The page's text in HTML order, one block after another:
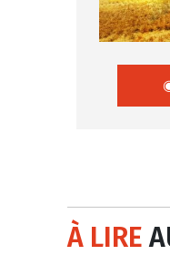
À LIRE